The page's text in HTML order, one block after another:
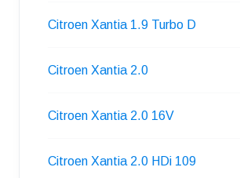
Citroen Xantia 1.9 Turbo D
Citroen Xantia 2.0
Citroen Xantia 2.0 16V
Citroen Xantia 2.0 HDi 109